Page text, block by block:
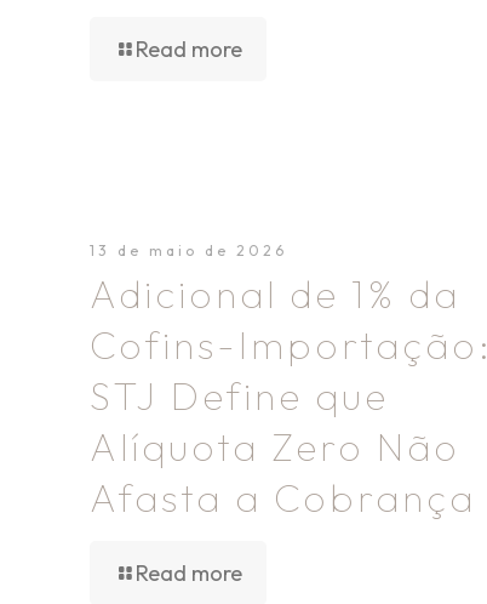
Read more
13 de maio de 2026
Adicional de 1% da
Cofins-Importação:
STJ Define que
Alíquota Zero Não
Afasta a Cobrança
Read more